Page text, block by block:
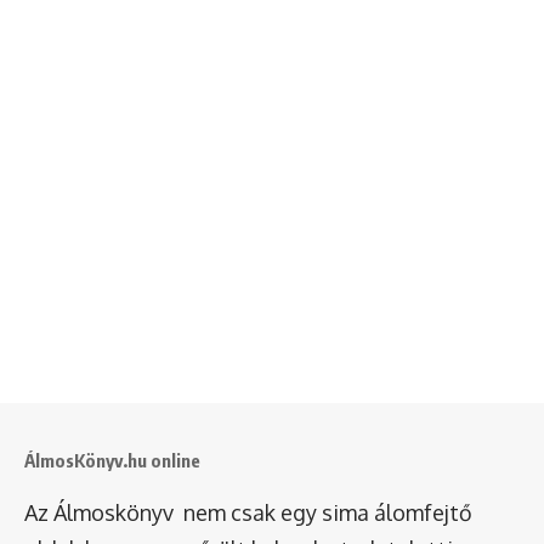
ÁlmosKönyv.hu online
Az Álmoskönyv nem csak egy sima álomfejtő